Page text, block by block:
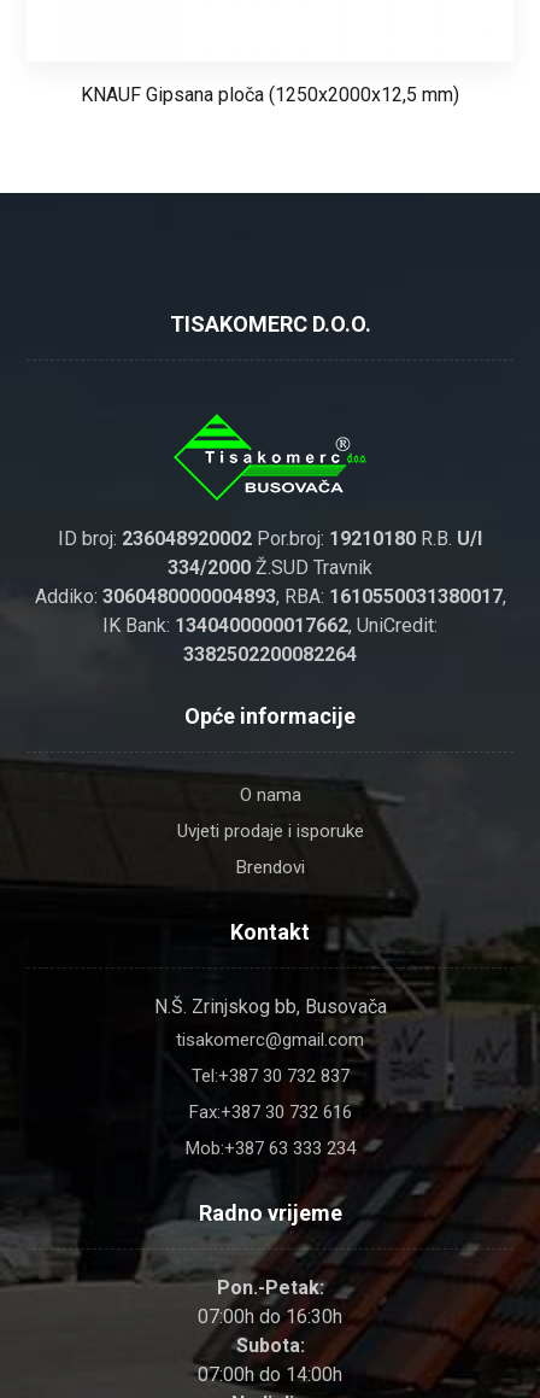
KNAUF Gipsana ploča (1250x2000x12,5 mm)
TISAKOMERC D.O.O.
ID broj: 236048920002 Por.broj: 19210180 R.B. U/I
334/2000 Ž.SUD Travnik
Addiko: 3060480000004893, RBA: 1610550031380017,
IK Bank: 1340400000017662, UniCredit:
3382502200082264
Opće informacije
O nama
Uvjeti prodaje i isporuke
Brendovi
Kontakt
N.Š. Zrinjskog bb, Busovača
tisakomerc@gmail.com
Tel:+387 30 732 837
Fax:+387 30 732 616
Mob:+387 63 333 234
Radno vrijeme
Pon.-Petak:
07:00h do 16:30h
Subota:
07:00h do 14:00h